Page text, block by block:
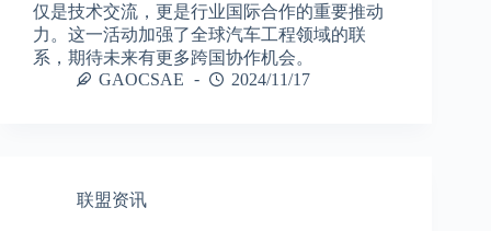
仅是技术交流，更是行业国际合作的重要推动
力。这一活动加强了全球汽车工程领域的联
系，期待未来有更多跨国协作机会。
GAOCSAE
2024/11/17
联盟资讯